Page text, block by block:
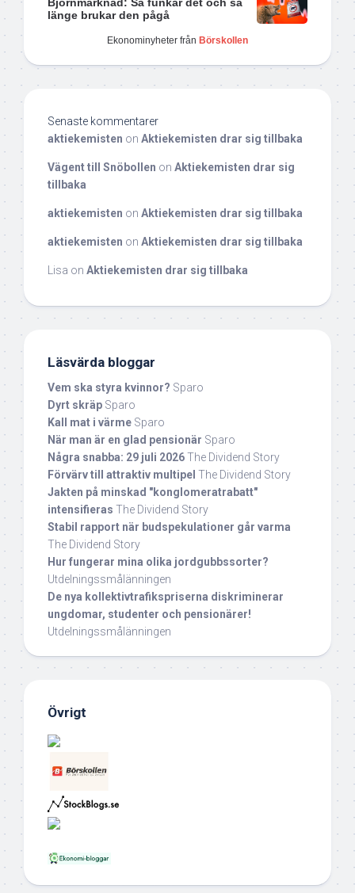
Björnmarknad: Så funkar det och så
länge brukar den pågå
Ekonominyheter från Börskollen
Senaste kommentarer
aktiekemisten on Aktiekemisten drar sig tillbaka
Vägent till Snöbollen on Aktiekemisten drar sig
tillbaka
aktiekemisten on Aktiekemisten drar sig tillbaka
aktiekemisten on Aktiekemisten drar sig tillbaka
Lisa on Aktiekemisten drar sig tillbaka
Läsvärda bloggar
Vem ska styra kvinnor? Sparo
Dyrt skräp Sparo
Kall mat i värme Sparo
När man är en glad pensionär Sparo
Några snabba: 29 juli 2026The Dividend Story
Förvärv till attraktiv multipel The Dividend Story
Jakten på minskad "konglomeratrabatt"
intensifieras The Dividend Story
Stabil rapport när budspekulationer går varma
The Dividend Story
Hur fungerar mina olika jordgubbssorter?
Utdelningssmålänningen
De nya kollektivtrafikspriserna diskriminerar
ungdomar, studenter och pensionärer!
Utdelningssmålänningen
Övrigt